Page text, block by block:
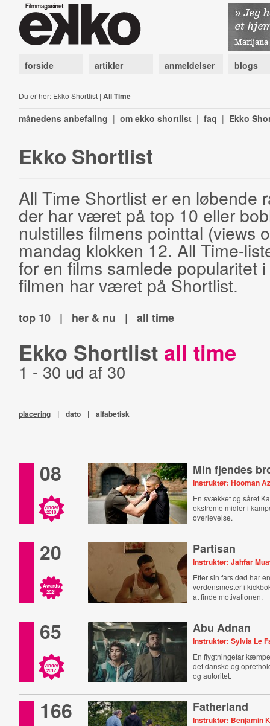
forside artikler anmeldelser blogs
Du er her: Ekko Shortlist| All Time
månedens anbefaling | om ekko shortlist | faq | Ekko
Ekko Shortlist
All Time Shortlist er en løbende
der har været på top 10 eller
nulstilles filmens pointtal (views
mandag klokken 12. All Time-
for en films samlede popularitet
filmen har været på Shortlist.
top 10 | her & nu | all time
Ekko Shortlist all time
1 - 30 ud af 30
placering | dato | alfabetisk
08
Vinder
2018
Min fjendes
Instruktør: Hooman
En svækket og såret
ekstreme midler i
overlevelse.
20
Awards
2021
Partisan
Instruktør: Jahfar
Efter sin fars død har
verdensmester i
at finde motivationen.
65
Vinder
2017
Abu Adnan
Instruktør: Sylvia Le
En flygtningefar
det danske og
og autoritet.
166 Fatherland
Instruktør: Benjamin